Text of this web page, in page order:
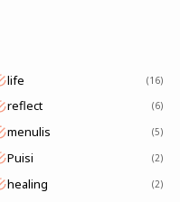
life 16
reflect 6
menulis 5
Puisi 2
healing 2